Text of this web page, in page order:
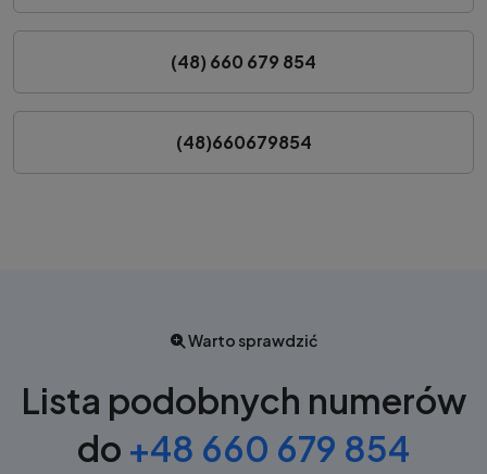
(48) 660 679 854
(48)660679854
Warto sprawdzić
Lista podobnych numerów
do +48 660 679 854